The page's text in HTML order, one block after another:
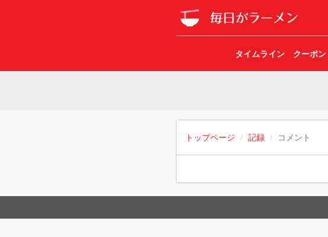
タイムライン クーポン
トップページ 記録 コメント